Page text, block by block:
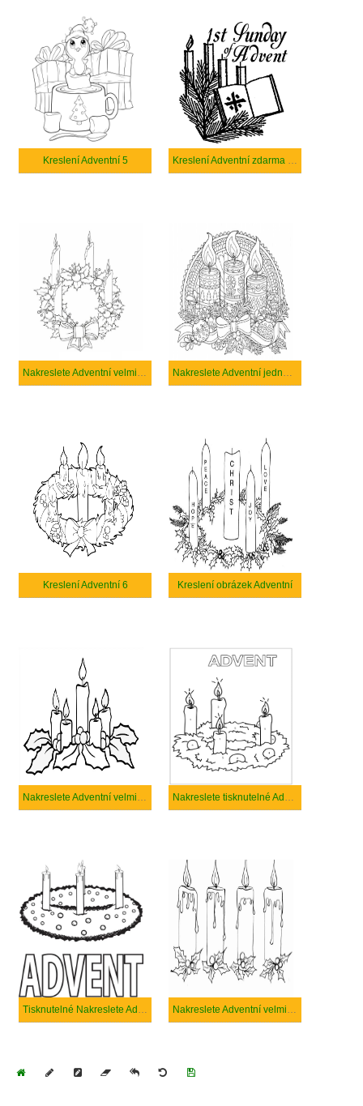
Kreslení Adventní 5 Kreslení Adventní zdarma k vytisknutí
Nakreslete Adventní velmi snadné Nakreslete Adventní jednoduché
Kreslení Adventní 6 Kreslení obrázek Adventní
Nakreslete Adventní velmi jednoduché Nakreslete tisknutelné Adventní
Tisknutelné Nakreslete Adventní Nakreslete Adventní velmi Základy